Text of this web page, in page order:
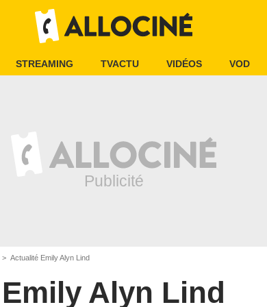
STREAMING TVACTU VIDÉOS VOD
Actualité Emily Alyn Lind
Emily Alyn Lind